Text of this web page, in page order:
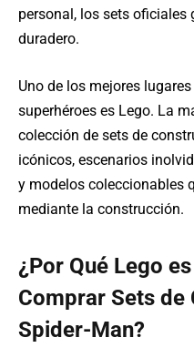
personal, los sets
duradero.
Uno de los mejores
superhéroes es Lego. La
colección de sets de
icónicos, escenarios
y modelos coleccionables
mediante la construcción.
¿Por Qué Lego
Comprar Sets
Spider-Man?